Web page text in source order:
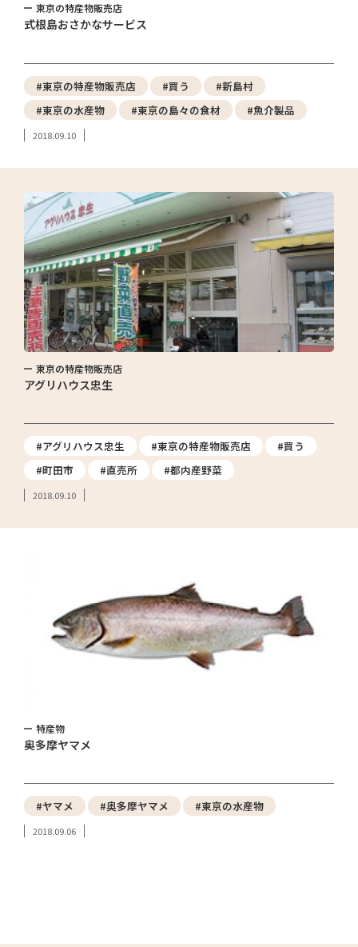
東京の特産物販売店
式根島おさかなサービス
#東京の特産物販売店 #買う
#新島村
#東京の水産物
#東京の島々の食材 #魚介製品
2018.09.10
東京の特産物販売店
アグリハウス忠生
#アグリハウス忠生 #東京の特産物販売店
#買う
#町田市
#直売所 #都内産野菜
2018.09.10
特産物
奥多摩ヤマメ
#ヤマメ #奥多摩ヤマメ #東京の水産物
2018.09.06